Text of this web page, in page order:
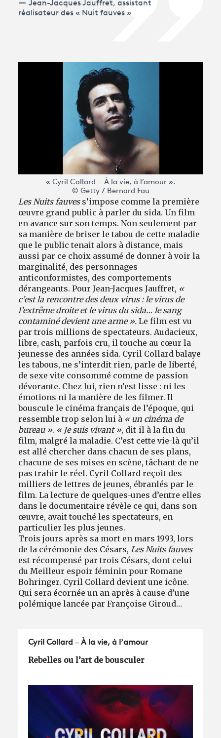
Jean-Jacques Jauffret, assistant
réalisateur des « Nuit fauves »
« Cyril Collard – À la vie, à l’amour ».
© Getty / Bernard Fau
Les Nuits fauvess’impose comme la première
œuvre grand public à parler du sida. Un film
en avance sur son temps. Non seulement par
sa manière de briser le tabou de cette maladie
que le public tenait alors à distance, mais
aussi par ce choix assumé de donner à voir la
marginalité, des personnages
anticonformistes, des comportements
dérangeants. Pour Jean-Jacques Jauffret, «
c’est la rencontre des deux virus : le virus de
l’extrême droite et le virus du sida… le sang
contaminé devient une arme ».Le film est vu
par trois millions de spectateurs. Audacieux,
libre, cash, parfois cru, il touche au cœur la
jeunesse des années sida. Cyril Collard balaye
les tabous, ne s’interdit rien, parle de liberté,
de sexe vite consommé comme de passion
dévorante. Chez lui, rien n’est lisse : ni les
émotions ni la manière de les filmer. Il
bouscule le cinéma français de l’époque, qui
ressemble trop selon lui à « un cinéma de
bureau ». « Je suis vivant », dit-il à la fin du
film, malgré la maladie. C’est cette vie-là qu’il
est allé chercher dans chacun de ses plans,
chacune de ses mises en scène, tâchant de ne
pas trahir le réel. Cyril Collard reçoit des
milliers de lettres de jeunes, ébranlés par le
film. La lecture de quelques-unes d’entre elles
dans le documentaire révèle ce qui, dans son
œuvre, avait touché les spectateurs, en
particulier les plus jeunes.
Trois jours après sa mort en mars 1993, lors
de la cérémonie des Césars, Les Nuits fauves
est récompensé par trois Césars, dont celui
du Meilleur espoir féminin pour Romane
Bohringer. Cyril Collard devient une icône.
Qui sera écornée un an après à cause d’une
polémique lancée par Françoise Giroud…
Cyril Collard – À la vie, à l’amour
Rebelles ou l’art de bousculer